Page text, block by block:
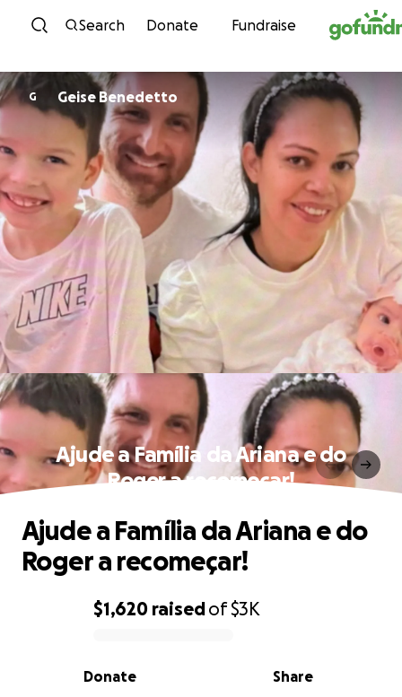
Skip to content
Search Donate Fundraise
G Geise Benedetto
Ajude a Família da Ariana e do
Roger a recomeçar!
0% complete
$1,620 raisedof$3K
Share
Donate
Ajude a Família da Ariana e do
Roger a recomeçar!